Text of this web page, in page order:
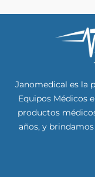
Janomedical es la
Equipos Médicos
productos
años, y